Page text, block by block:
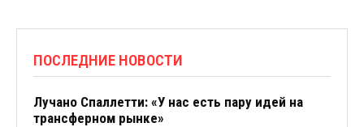
ПОСЛЕДНИЕ НОВОСТИ
Лучано Спаллетти: «У нас есть пару идей на
трансферном рынке»